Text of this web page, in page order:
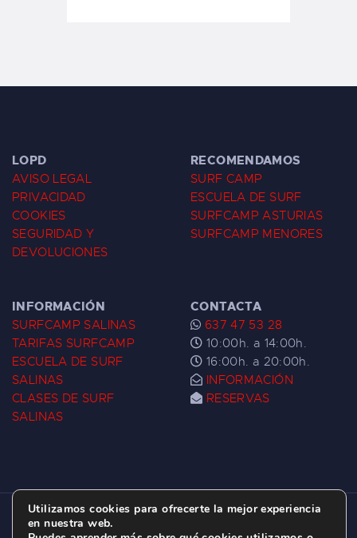
LOPD
AVISO LEGAL
PRIVACIDAD
COOKIES
SEGURIDAD Y
DEVOLUCIONES
RECOMENDAMOS
SURF CAMP
ESCUELA DE SURF
SURFCAMP ASTURIAS
SURFCAMP MENORES
INFORMACIÓN
SURFCAMP SALINAS
TARIFAS SURFCAMP
ESCUELA DE SURF
SALINAS
CLASES DE SURF
SALINAS
CONTACTA
637 47 53 28
10:00h. a 14:00h.
16:00h. a 20:00h.
INFORMACIÓN
RESERVAS
ESCUELA DE SURF LAS DUNAS ©
2026.
Utilizamos cookies para ofrecerte la mejor experiencia
en nuestra web.